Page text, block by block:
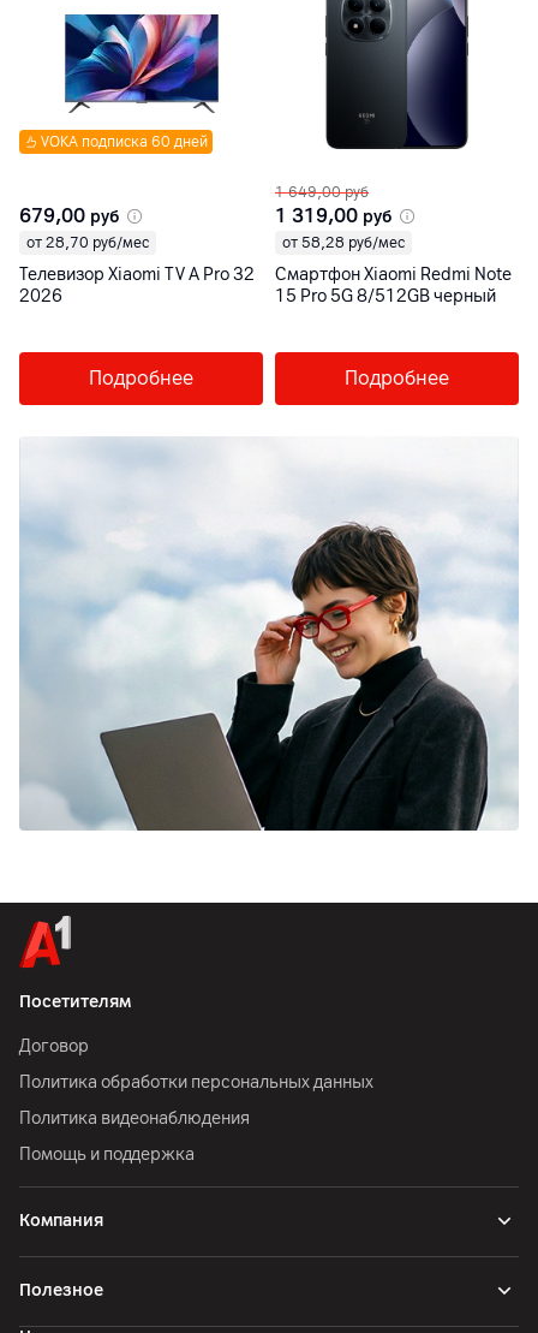
VOKA подписка 60 дней
679,00 руб
от 28,70 руб/мес
Телевизор Xiaomi TV A Pro 32
2026
Подробнее
1 649,00 руб
1 319,00 руб
от 58,28 руб/мес
Смартфон Xiaomi Redmi Note
15 Pro 5G 8/512GB черный
Подробнее
Посетителям
Договор
Политика обработки персональных данных
Политика видеонаблюдения
Помощь и поддержка
Компания
Полезное